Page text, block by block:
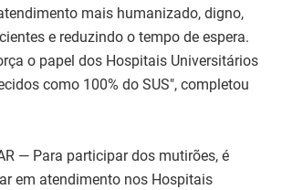
mais humanizado, digno,
e reduzindo o tempo de espera.
o papel dos Hospitais Universitários
como 100% do SUS", completou
— Para participar dos mutirões, é
em atendimento nos Hospitais